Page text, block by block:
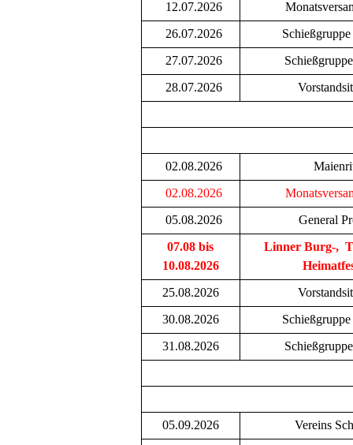
12.07.2026
26.07.2026
27.07.2026
28.07.2026
02.08.2026
02.08.2026
05.08.2026
General
07.08 bis
10.08.2026
Linner Burg-,
25.08.2026
30.08.2026
31.08.2026
05.09.2026 Vereins